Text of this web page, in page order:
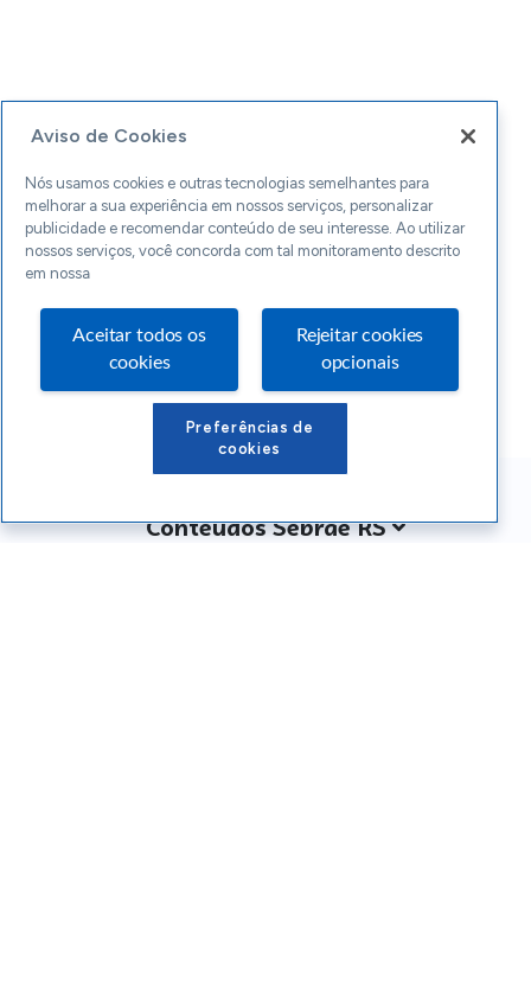
Conteúdos Sebrae RS
Aviso de Cookies
Nós usamos cookies e outras tecnologias semelhantes para
melhorar a sua experiência em nossos serviços, personalizar
publicidade e recomendar conteúdo de seu interesse. Ao utilizar
nossos serviços, você concorda com tal monitoramento descrito
em nossa
Aceitar todos os
cookies
Rejeitar cookies
opcionais
Preferências de
cookies